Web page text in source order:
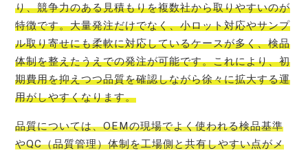
り、競争力のある見積もりを複数社から取りやすいのが
特徴です。大量発注だけでなく、小ロット対応やサンプ
ル取り寄せにも柔軟に対応しているケースが多く、検品
体制を整えたうえでの発注が可能です。これにより、初
期費用を抑えつつ品質を確認しながら徐々に拡大する運
用がしやすくなります。
品質については、OEMの現場でよく使われる検品基準
やQC（品質管理）体制を工場側と共有しやすい点がメ